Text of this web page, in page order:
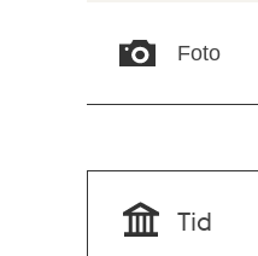
Foto
Tid